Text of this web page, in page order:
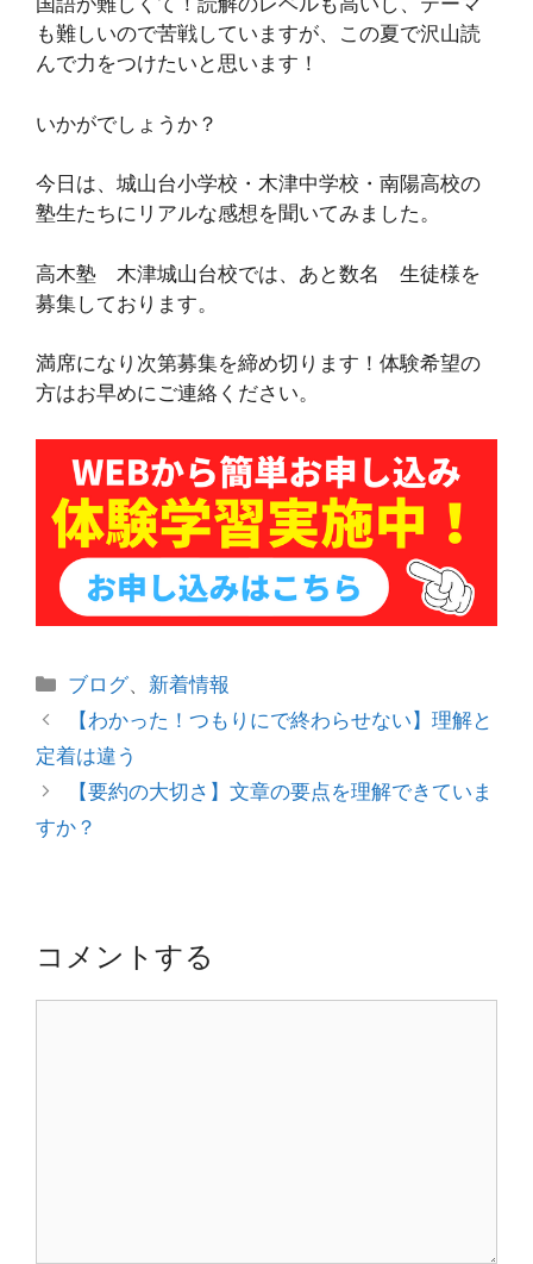
も難しいので苦戦していますが、この夏で沢山読
んで力をつけたいと思います！
いかがでしょうか？
今日は、城山台小学校・木津中学校・南陽高校の
塾生たちにリアルな感想を聞いてみました。
高木塾 木津城山台校では、あと数名 生徒様を
募集しております。
満席になり次第募集を締め切ります！体験希望の
方はお早めにご連絡ください。
カ
テ
リ
ー
ブログ、 新着情報
投
稿
ゲ
ン
【わかった！つもりにで終わらせない】理解と
定着は違う
【要約の大切さ】文章の要点を理解できていま
すか？
コメントする